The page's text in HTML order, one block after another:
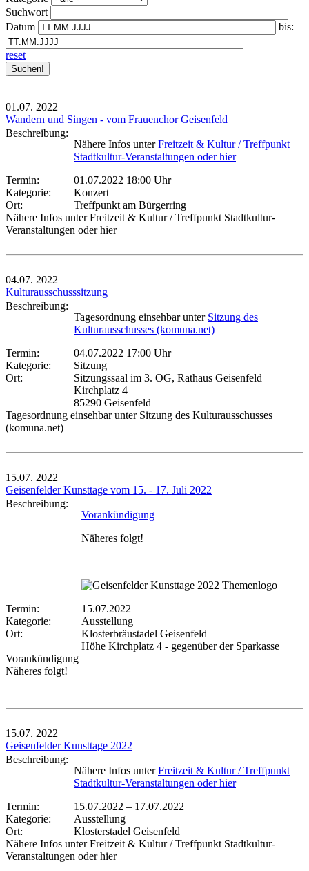
Suchwort
Datum
bis:
reset
01.07. 2022
Wandern und Singen - vom Frauenchor Geisenfeld
Beschreibung:
Nähere Infos unterFreitzeit & Kultur / Treffpunkt
Stadtkultur-Veranstaltungen oder hier
Termin:
01.07.2022 18:00 Uhr
Kategorie:
Konzert
Ort:
Treffpunkt am Bürgerring
Nähere Infos unter Freitzeit & Kultur / Treffpunkt Stadtkultur-
Veranstaltungen oder hier
04.07. 2022
Kulturausschusssitzung
Beschreibung:
Tagesordnung einsehbar unter Sitzung des
Kulturausschusses (komuna.net)
Termin:
04.07.2022 17:00 Uhr
Kategorie:
Sitzung
Ort:
Sitzungssaal im 3. OG, Rathaus Geisenfeld
Kirchplatz 4
85290 Geisenfeld
Tagesordnung einsehbar unter Sitzung des Kulturausschusses
(komuna.net)
15.07. 2022
Geisenfelder Kunsttage vom 15. - 17. Juli 2022
Beschreibung:
Vorankündigung
Näheres folgt!
Termin:
15.07.2022
Kategorie:
Ausstellung
Ort:
Klosterbräustadel Geisenfeld
Höhe Kirchplatz 4 - gegenüber der Sparkasse
Vorankündigung
Näheres folgt!
15.07. 2022
Geisenfelder Kunsttage 2022
Beschreibung:
Nähere Infos unterFreitzeit & Kultur / Treffpunkt
Stadtkultur-Veranstaltungen oder hier
Termin:
15.07.2022 – 17.07.2022
Kategorie:
Ausstellung
Ort:
Klosterstadel Geisenfeld
Nähere Infos unter Freitzeit & Kultur / Treffpunkt Stadtkultur-
Veranstaltungen oder hier